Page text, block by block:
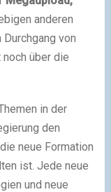
anderen
von
über die
in der
den
neue Formation
ist. Jede neue
und neue